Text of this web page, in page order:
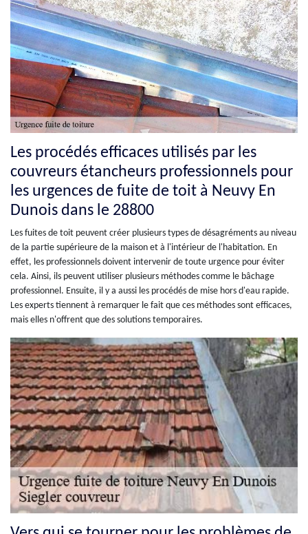
Les procédés efficaces utilisés par les
couvreurs étancheurs professionnels pour
les urgences de fuite de toit à Neuvy En
Dunois dans le 28800
Les fuites de toit peuvent créer plusieurs types de désagréments au niveau
de la partie supérieure de la maison et à l'intérieur de l'habitation. En
effet, les professionnels doivent intervenir de toute urgence pour éviter
cela. Ainsi, ils peuvent utiliser plusieurs méthodes comme le bâchage
professionnel. Ensuite, il y a aussi les procédés de mise hors d'eau rapide.
Les experts tiennent à remarquer le fait que ces méthodes sont efficaces,
mais elles n'offrent que des solutions temporaires.